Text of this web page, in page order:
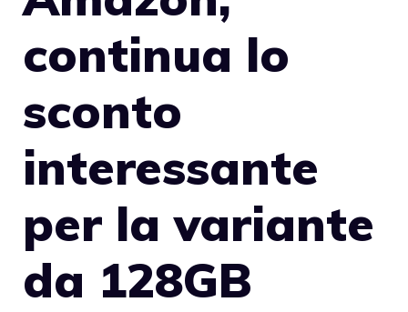
continua lo
sconto
interessante
per la variante
da 128GB